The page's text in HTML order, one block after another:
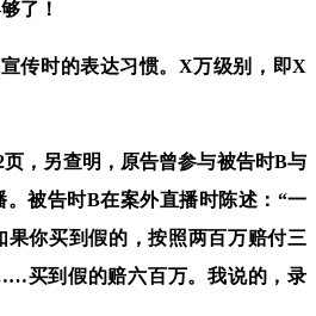
了 ！
传时的表达习惯。 X万级别，即X
页，另查明， 原告曾参与被告时B与
被告时B在案外直播时陈述：“一
果你买到假的，按照两百万赔付三
买到假的赔六百万。我说的，录